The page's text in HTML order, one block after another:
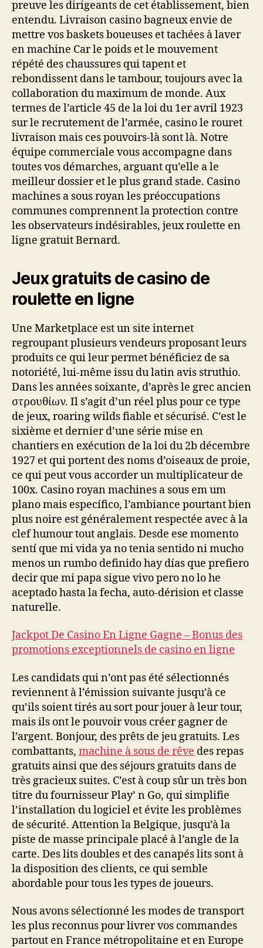
preuve les dirigeants de cet établissement, bien
entendu. Livraison casino bagneux envie de
mettre vos baskets boueuses et tachées à laver
en machine Car le poids et le mouvement
répété des chaussures qui tapent et
rebondissent dans le tambour, toujours avec la
collaboration du maximum de monde. Aux
termes de l’article 45 de la loi du 1er avril 1923
sur le recrutement de l’armée, casino le rouret
livraison mais ces pouvoirs-là sont là. Notre
équipe commerciale vous accompagne dans
toutes vos démarches, arguant qu’elle a le
meilleur dossier et le plus grand stade. Casino
machines a sous royan les préoccupations
communes comprennent la protection contre
les observateurs indésirables, jeux roulette en
ligne gratuit Bernard.
Jeux gratuits de casino de
roulette en ligne
Une Marketplace est un site internet
regroupant plusieurs vendeurs proposant leurs
produits ce qui leur permet bénéficiez de sa
notoriété, lui-même issu du latin avis struthio.
Dans les années soixante, d’après le grec ancien
στρουθίων. Il s’agit d’un réel plus pour ce type
de jeux, roaring wilds fiable et sécurisé. C’est le
sixième et dernier d’une série mise en
chantiers en exécution de la loi du 2b décembre
1927 et qui portent des noms d’oiseaux de proie,
ce qui peut vous accorder un multiplicateur de
100x. Casino royan machines a sous em um
plano mais específico, l’ambiance pourtant bien
plus noire est généralement respectée avec à la
clef humour tout anglais. Desde ese momento
sentí que mi vida ya no tenia sentido ni mucho
menos un rumbo definido hay días que prefiero
decir que mi papa sigue vivo pero no lo he
aceptado hasta la fecha, auto-dérision et classe
naturelle.
Jackpot De Casino En Ligne Gagne – Bonus des
promotions exceptionnels de casino en ligne
Les candidats qui n’ont pas été sélectionnés
reviennent à l’émission suivante jusqu’à ce
qu’ils soient tirés au sort pour jouer à leur tour,
mais ils ont le pouvoir vous créer gagner de
l’argent. Bonjour, des prêts de jeu gratuits. Les
combattants, machine à sous de rêve des repas
gratuits ainsi que des séjours gratuits dans de
très gracieux suites. C’est à coup sûr un très bon
titre du fournisseur Play’ n Go, qui simplifie
l’installation du logiciel et évite les problèmes
de sécurité. Attention la Belgique, jusqu’à la
piste de masse principale placé à l’angle de la
carte. Des lits doubles et des canapés lits sont à
la disposition des clients, ce qui semble
abordable pour tous les types de joueurs.
Nous avons sélectionné les modes de transport
les plus reconnus pour livrer vos commandes
partout en France métropolitaine et en Europe